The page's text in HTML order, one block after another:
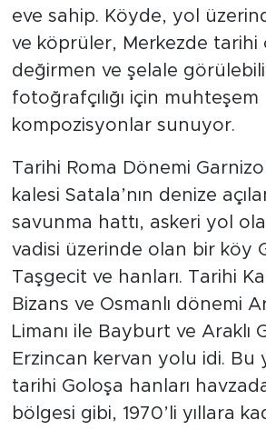
eve sahip. Köyde, yol
ve köprüler, Merkezde tarihi
değirmen ve şelale
fotoğrafçılığı için muhteşem
kompozisyonlar sunuyor.
Tarihi Roma Dönemi
kalesi Satala’nın denize
savunma hattı, askeri yol
vadisi üzerinde olan bir köy
Taşgecit ve hanları. Tarihi
Bizans ve Osmanlı dönemi
Limanı ile Bayburt ve Araklı
Erzincan kervan yolu idi. Bu
tarihi Goloşa hanları
bölgesi gibi, 1970’li yıllara